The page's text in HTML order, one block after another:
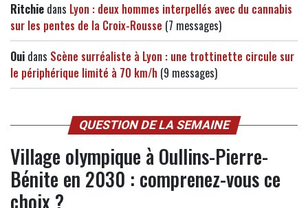
Ritchie dans Lyon : deux hommes interpellés avec du cannabis
sur les pentes de la Croix-Rousse (7 messages)
Oui dans Scène surréaliste à Lyon : une trottinette circule sur
le périphérique limité à 70 km/h (9 messages)
QUESTION DE LA SEMAINE
Village olympique à Oullins-Pierre-
Bénite en 2030 : comprenez-vous ce
choix ?